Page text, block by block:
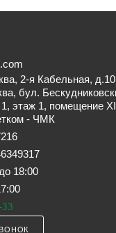
2-я Кабельная, д.10
бул.
этаж 1, помещение
- ЧМК
18:00